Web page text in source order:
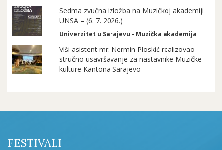
Sedma zvučna izložba na Muzičkoj akademiji
UNSA – (6. 7. 2026.)
Univerzitet u Sarajevu - Muzička akademija
Viši asistent mr. Nermin Ploskić realizovao
stručno usavršavanje za nastavnike Muzičke
kulture Kantona Sarajevo
FESTIVALI